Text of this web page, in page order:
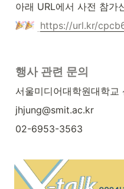
아래 URL에서 사전 참가
https://url.kr/
행사 관련 문의
서울미디어대학원대학교
jhjung@smit.ac.kr
02-6953-3563